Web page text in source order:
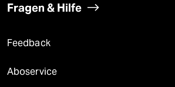
Fragen & Hilfe
Feedback
Aboservice